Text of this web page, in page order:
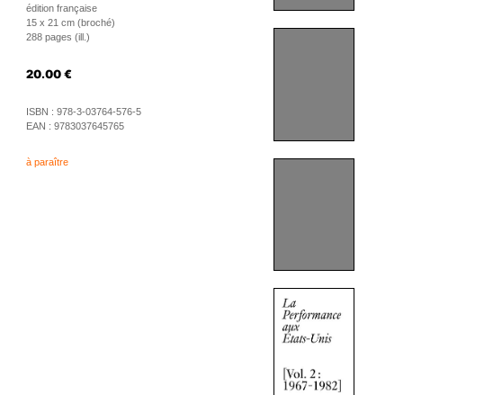
édition française
15 x 21 cm (broché)
288 pages (ill.)
20.00 €
ISBN : 978-3-03764-576-5
EAN : 9783037645765
à paraître